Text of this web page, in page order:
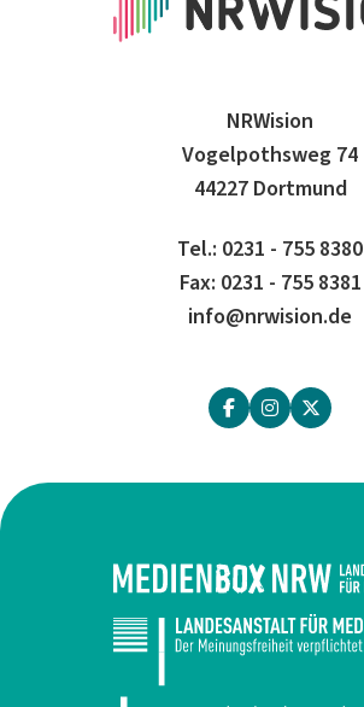
NRWision
Vogelpothsweg 74
44227 Dortmund
Tel.: 0231 - 755 8380
Fax: 0231 - 755 8381
info@nrwision.de